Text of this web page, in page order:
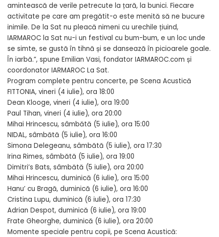
amintească de verile petrecute la țară, la bunici. Fiecare
activitate pe care am pregătit-o este menită să ne bucure
inimile. De la Sat nu pleacă nimeni cu urechile țiuind,
IARMAROC la Sat nu-i un festival cu bum-bum, e un loc unde
se simte, se gustă în tihnă și se dansează în picioarele goale.
În iarbă.”, spune Emilian Vasi, fondator IARMAROC.com și
coordonator IARMAROC La Sat.
Program complete pentru concerte, pe Scena Acustică
FITTONIA, vineri (4 iulie), ora 18:00
Dean Klooge, vineri (4 iulie), ora 19:00
Paul Tihan, vineri (4 iulie), ora 20:00
Mihai Hrincescu, sâmbătă (5 iulie), ora 15:00
NIDAL, sâmbătă (5 iulie), ora 16:00
Simona Delegeanu, sâmbătă (5 iulie), ora 17:30
Irina Rimes, sâmbătă (5 iulie), ora 19:00
Dimitri’s Bats, sâmbătă (5 iulie), ora 20:00
Mihai Hrincescu, duminică (6 iulie), ora 15:00
Hanu’ cu Bragă, duminică (6 iulie), ora 16:00
Cristina Lupu, duminică (6 iulie), ora 17:30
Adrian Despot, duminică (6 iulie), ora 19:00
Frate Gheorghe, duminică (6 iulie), ora 20:00
Momente speciale pentru copii, pe Scena Acustică: